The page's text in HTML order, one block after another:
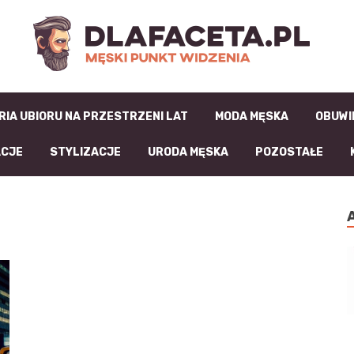
UBIORU NA PRZESTRZENI LAT MODA MĘSKA
STYLIZACJE URODA MĘSKA POZOSTAŁE